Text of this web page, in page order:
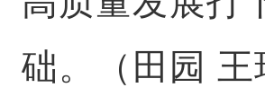
础。（田园 王